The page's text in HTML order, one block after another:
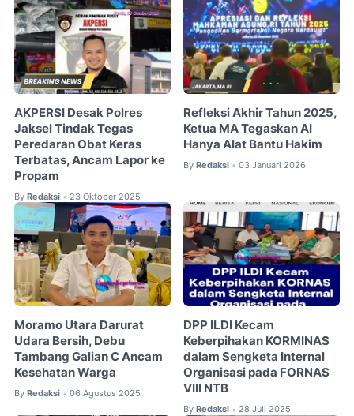
AKPERSI Desak Polres
Jaksel Tindak Tegas
Peredaran Obat Keras
Terbatas, Ancam Lapor ke
Propam
By Redaksi • 23 Oktober 2025
Refleksi Akhir Tahun 2025,
Ketua MA Tegaskan AI
Hanya Alat Bantu Hakim
By Redaksi • 03 Januari 2026
Moramo Utara Darurat
Udara Bersih, Debu
Tambang Galian C Ancam
Kesehatan Warga
By Redaksi • 06 Agustus 2025
DPP ILDI Kecam
Keberpihakan KORMINAS
dalam Sengketa Internal
Organisasi pada FORNAS
VIII NTB
By Redaksi • 28 Juli 2025